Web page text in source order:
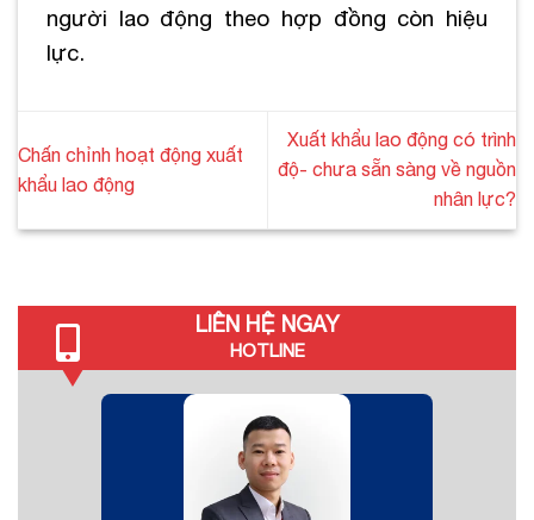
người lao động theo hợp đồng còn hiệu
lực.
Chấn chỉnh hoạt động xuất
khẩu lao động
Xuất khẩu lao động có trình
độ- chưa sẵn sàng về nguồn
nhân lực?
LIÊN HỆ NGAY
HOTLINE